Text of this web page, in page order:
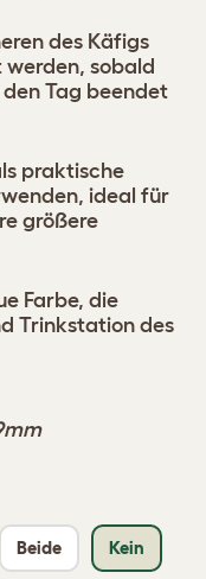
Beide Kein
des Käfigs
werden, sobald
Tag beendet
praktische
ideal für
größere
Farbe, die
Trinkstation des